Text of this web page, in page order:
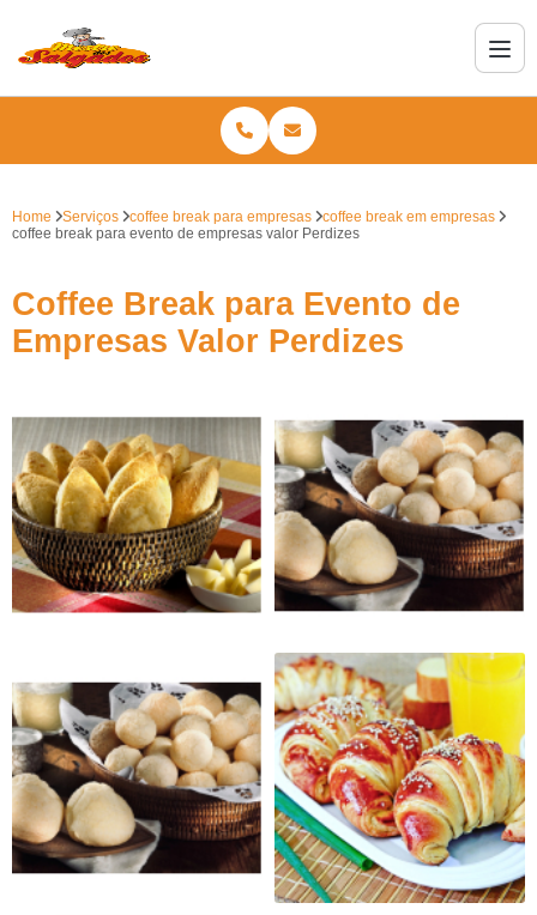
Home Serviços coffee break para empresas
coffee break em empresas
coffee break para evento de empresas valor Perdizes
Coffee Break para Evento de
Empresas Valor Perdizes